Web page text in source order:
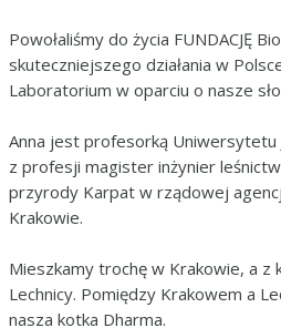
Powołaliśmy do życia FUNDACJĘ
skuteczniejszego działania w
Laboratorium w oparciu o nasze
Anna jest profesorką Uniwersytetu
z profesji magister inżynier
przyrody Karpat w rządowej
Krakowie.
Mieszkamy trochę w Krakowie, a z
Lechnicy. Pomiędzy Krakowem a
nasza kotka Dharma.